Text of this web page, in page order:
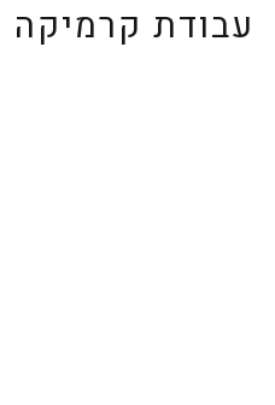
עבודת קרמיקה